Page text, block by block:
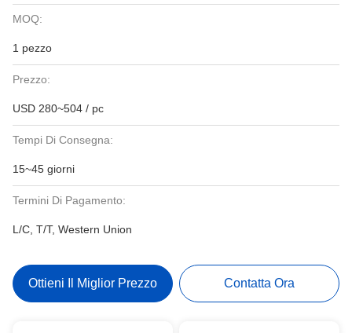
MOQ:
1 pezzo
Prezzo:
USD 280~504 / pc
Tempi Di Consegna:
15~45 giorni
Termini Di Pagamento:
L/C, T/T, Western Union
Ottieni Il Miglior Prezzo Contatta Ora